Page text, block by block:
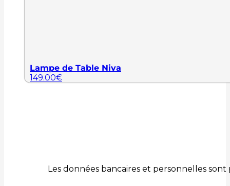
Lampe de Table Niva
149.00€
Les données bancaires et personnelles sont